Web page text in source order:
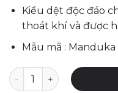
Kiểu dệt độc đáo
thoát khí và được
Mẫu mã :
Thảm tập yoga